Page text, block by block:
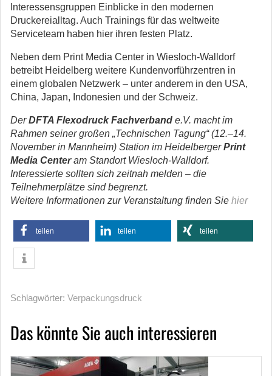
Interessensgruppen Einblicke in den modernen
Druckereialltag. Auch Trainings für das weltweite
Serviceteam haben hier ihren festen Platz.
Neben dem Print Media Center in Wiesloch-Walldorf
betreibt Heidelberg weitere Kundenvorführzentren in
einem globalen Netzwerk – unter anderem in den USA,
China, Japan, Indonesien und der Schweiz.
DerDFTA Flexodruck Fachverband e.V. macht im
Rahmen seiner großen „Technischen Tagung“ (12.–14.
November in Mannheim) Station im HeidelbergerPrint
Media Centeram Standort Wiesloch-Walldorf.
Interessierte sollten sich zeitnah melden – die
Teilnehmerplätze sind begrenzt.
Weitere Informationen zur Veranstaltung finden Sie hier
teilen teilen teilen
Schlagwörter: Verpackungsdruck
Das könnte Sie auch interessieren